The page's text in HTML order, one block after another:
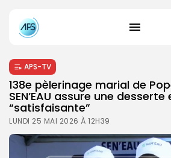
APS-TV
138e pèlerinage marial de
SEN’EAU assure une desserte
“satisfaisante”
LUNDI 25 MAI 2026 À 12H39